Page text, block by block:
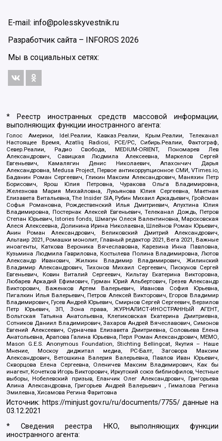
E-mail: info@polesskyvestnik.ru
Разработчик сайта – INFOROS 2026
Мы в социальных сетях:
* Реестр иностранных средств массовой информации,
выполняющих функции иностранного агента:
Голос Америки, Idel.Реалии, Кавказ.Реалии, Крым.Реалии, Телеканал
Настоящее Время, Azatliq Radiosi, PCE/PC, Сибирь.Реалии, Фактограф,
Север.Реалии, Радио Свобода, MEDIUM-ORIENT, Пономарев Лев
Александрович, Савицкая Людмила Алексеевна, Маркелов Сергей
Евгеньевич, Камалягин Денис Николаевич, Апахончич Дарья
Александровна, Medusa Project, Первое антикоррупционное СМИ, VTimes.io,
Баданин Роман Сергеевич, Гликин Максим Александрович, Маняхин Петр
Борисович, Ярош Юлия Петровна, Чуракова Ольга Владимировна,
Железнова Мария Михайловна, Лукьянова Юлия Сергеевна, Маетная
Елизавета Витальевна, The Insider SIA, Рубин Михаил Аркадьевич, Гройсман
Софья Романовна, Рождественский Илья Дмитриевич, Апухтина Юлия
Владимировна, Постернак Алексей Евгеньевич, Телеканал Дождь, Петров
Степан Юрьевич, Istories fonds, Шмагун Олеся Валентиновна, Мароховская
Алеся Алексеевна, Долинина Ирина Николаевна, Шлейнов Роман Юрьевич,
Анин Роман Александрович, Великовский Дмитрий Александрович,
Альтаир 2021, Ромашки монолит, Главный редактор 2021, Вега 2021, Важные
иноагенты, Каткова Вероника Вячеславовна, Карезина Инна Павловна,
Кузьмина Людмила Гавриловна, Костылева Полина Владимировна, Лютов
Александр Иванович, Жилкин Владимир Владимирович, Жилинский
Владимир Александрович, Тихонов Михаил Сергеевич, Пискунов Сергей
Евгеньевич, Ковин Виталий Сергеевич, Кильтау Екатерина Викторовна,
Любарев Аркадий Ефимович, Гурман Юрий Альбертович, Грезев Александр
Викторович, Важенков Артем Валерьевич, Иванова София Юрьевна,
Пигалкин Илья Валерьевич, Петров Алексей Викторович, Егоров Владимир
Владимирович, Гусев Андрей Юрьевич, Смирнов Сергей Сергеевич, Верзилов
Петр Юрьевич, ЗП, Зона права, ЖУРНАЛИСТ-ИНОСТРАННЫЙ АГЕНТ,
Вольтская Татьяна Анатольевна, Клепиковская Екатерина Дмитриевна,
Сотников Даниил Владимирович, Захаров Андрей Вячеславович, Симонов
Евгений Алексеевич, Сурначева Елизавета Дмитриевна, Соловьева Елена
Анатольевна, Арапова Галина Юрьевна, Перл Роман Александрович, МЕМО,
Mason G.E.S. Anonymous Foundation, Stichting Bellingcat, Якутия – Наше
Мнение, Москоу диджитал медиа, РС-Балт, Заговора Максим
Александрович, Ветошкина Валерия Валерьевна, Павлов Иван Юрьевич,
Скворцова Елена Сергеевна, Оленичев Максим Владимирович, Как бы
инагент, Кочетков Игорь Викторович, Иркутский союз библиофилов, Честные
выборы, Нобелевский призыв, Еланчик Олег Александрович, Григорьева
Алина Александровна, Григорьев Андрей Валерьевич , Гималова Регина
Эмилевна, Хисамова Регина Фаритовна
Источник: https://minjust.gov.ru/ru/documents/7755/ данные на
03.12.2021
* Сведения реестра НКО, выполняющих функции
иностранного агента: